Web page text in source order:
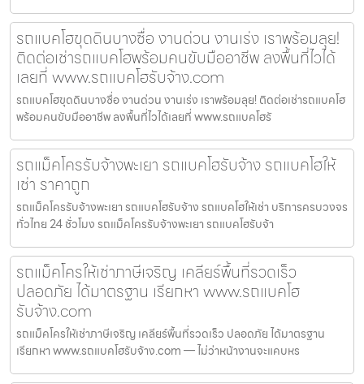
รถแบคโฮขุดดินบางซื่อ งานด่วน งานเร่ง เราพร้อมลุย!
ติดต่อเช่ารถแบคโฮพร้อมคนขับมืออาชีพ ลงพื้นที่ไวได้
เลยที่ www.รถแบคโฮรับจ้าง.com
รถแบคโฮขุดดินบางซื่อ งานด่วน งานเร่ง เราพร้อมลุย! ติดต่อเช่ารถแบคโฮ
พร้อมคนขับมืออาชีพ ลงพื้นที่ไวได้เลยที่ www.รถแบคโฮรั
รถแม็คโครรับจ้างพะเยา รถแบคโฮรับจ้าง รถแบคโฮให้
เช่า ราคาถูก
รถแม็คโครรับจ้างพะเยา รถแบคโฮรับจ้าง รถแบคโฮให้เช่า บริการครบวงจร
ทั่วไทย 24 ชั่วโมง รถแม็คโครรับจ้างพะเยา รถแบคโฮรับจ้า
รถแม็คโครให้เช่าภาษีเจริญ เคลียร์พื้นที่รวดเร็ว
ปลอดภัย ได้มาตรฐาน เรียกหา www.รถแบคโฮ
รับจ้าง.com
รถแม็คโครให้เช่าภาษีเจริญ เคลียร์พื้นที่รวดเร็ว ปลอดภัย ได้มาตรฐาน
เรียกหา www.รถแบคโฮรับจ้าง.com — ไม่ว่าหน้างานจะแคบหร